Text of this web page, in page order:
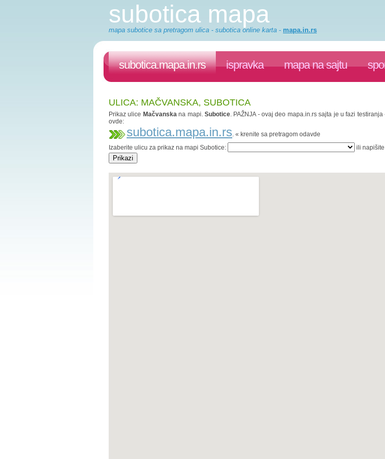
subotica mapa
mapa subotice sa pretragom ulica - subotica online karta - mapa.in.rs
subotica.mapa.in.rs ispravka mapa na sajtu
ULICA: MAČVANSKA, SUBOTICA
Prikaz ulice Mačvanskana mapi. Subotice. PAŽNJA - ovaj deo mapa.in.rs sajta je u fazi
ovde:
subotica.mapa.in.rs. « krenite sa pretragom odavde
Izaberite ulicu za prikaz na mapi Subotice:
ili